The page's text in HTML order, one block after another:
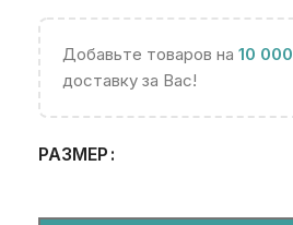
Добавьте товаров на 10 000
доставку за Вас!
РАЗМЕР